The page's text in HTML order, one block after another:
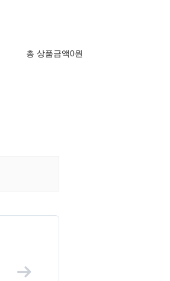
총 상품금액0원